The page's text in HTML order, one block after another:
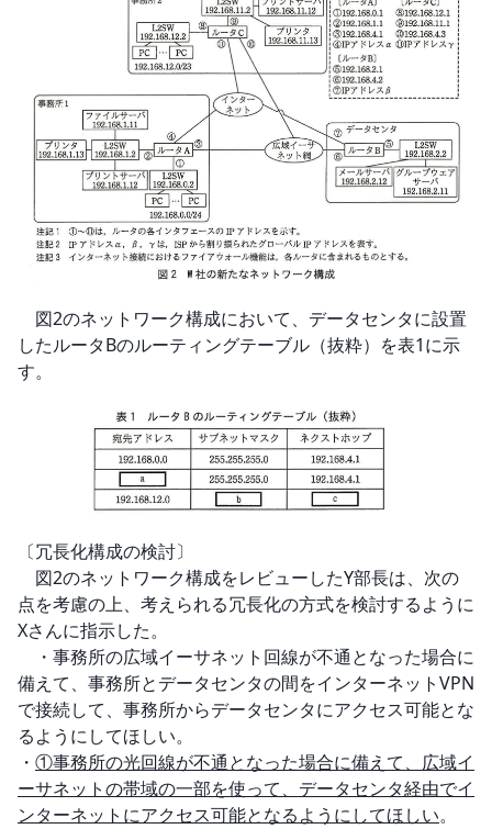
図2のネットワーク構成において、データセンタに設置
したルータBのルーティングテーブル（抜粋）を表1に示
す。
〔冗長化構成の検討〕
図2のネットワーク構成をレビューしたY部長は、次の
点を考慮の上、考えられる冗長化の方式を検討するように
Xさんに指示した。
・事務所の広域イーサネット回線が不通となった場合に
備えて、事務所とデータセンタの間をインターネットVPN
で接続して、事務所からデータセンタにアクセス可能とな
るようにしてほしい。
・ ①事務所の光回線が不通となった場合に備えて、広域イ
ーサネットの帯域の一部を使って、データセンタ経由でイ
ンターネットにアクセス可能となるようにしてほしい。